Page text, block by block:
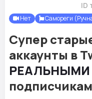
ID
Нет Самореги
Супер
аккаунты в
РЕАЛЬНЫМИ